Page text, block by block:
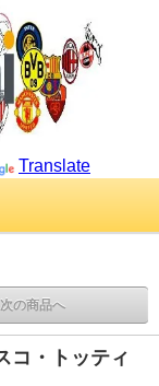
Translate
次の商品へ
コ・トッティ